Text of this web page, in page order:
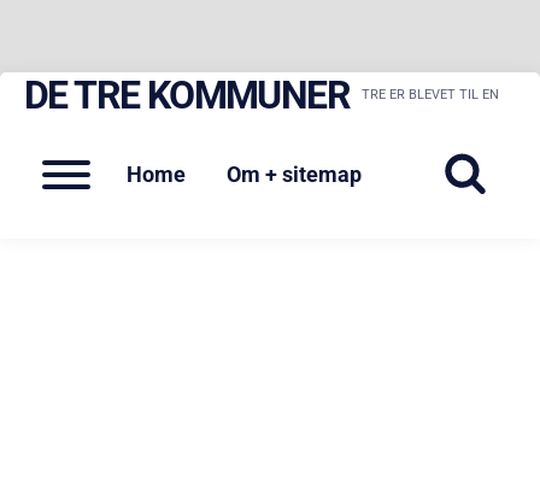
SkipDE TRE KOMMUNER TRE ER BLEVET TIL EN
Menu
Home Om + sitemap